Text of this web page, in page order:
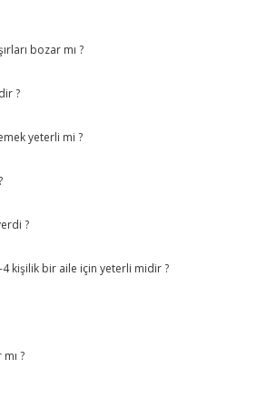
bozar mı ?
?
yeterli mi ?
?
kişilik bir aile için yeterli midir ?
?